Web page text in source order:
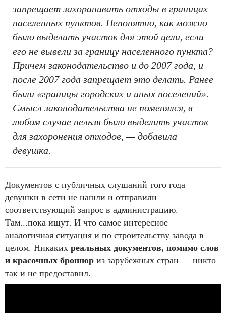
запрещает захоранивать отходы в границах
населенных пунктов. Непонятно, как можно
было выделить участок для этой цели, если
его не вывели за границу населенного пункта?
Причем законодательство и до 2007 года, и
после 2007 года запрещает это делать. Ранее
были «границы городских и иных поселений».
Смысл законодательства не поменялся, в
любом случае нельзя было выделить участок
для захоронения отходов, — добавила
девушка.
Документов с публичных слушаний того года
девушки в сети не нашли и отправили
соответствующий запрос в администрацию.
Там...пока ищут. И что самое интересное —
аналогичная ситуация и по строительству завода в
целом. Никаких реальных документов, помимо слов
и красочных брошюр из зарубежных стран — никто
так и не предоставил.